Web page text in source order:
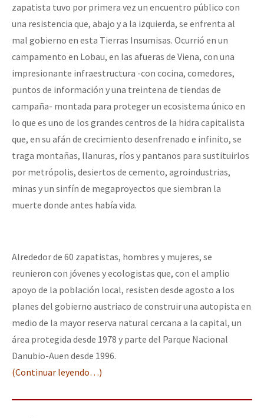
zapatista tuvo por primera vez un encuentro público con
una resistencia que, abajo y a la izquierda, se enfrenta al
mal gobierno en esta Tierras Insumisas. Ocurrió en un
campamento en Lobau, en las afueras de Viena, con una
impresionante infraestructura -con cocina, comedores,
puntos de información y una treintena de tiendas de
campaña- montada para proteger un ecosistema único en
lo que es uno de los grandes centros de la hidra capitalista
que, en su afán de crecimiento desenfrenado e infinito, se
traga montañas, llanuras, ríos y pantanos para sustituirlos
por metrópolis, desiertos de cemento, agroindustrias,
minas y un sinfín de megaproyectos que siembran la
muerte donde antes había vida.
Alrededor de 60 zapatistas, hombres y mujeres, se
reunieron con jóvenes y ecologistas que, con el amplio
apoyo de la población local, resisten desde agosto a los
planes del gobierno austriaco de construir una autopista en
medio de la mayor reserva natural cercana a la capital, un
área protegida desde 1978 y parte del Parque Nacional
Danubio-Auen desde 1996.
(Continuar leyendo…)